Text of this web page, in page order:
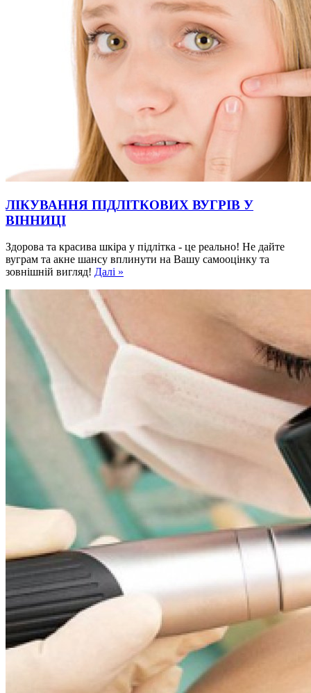
ЛІКУВАННЯ ПІДЛІТКОВИХ ВУГРІВ У
ВІННИЦІ
Здорова та красива шкіра у підлітка - це реально! Не дайте
вуграм та акне шансу вплинути на Вашу самооцінку та
зовнішній вигляд! Далі »